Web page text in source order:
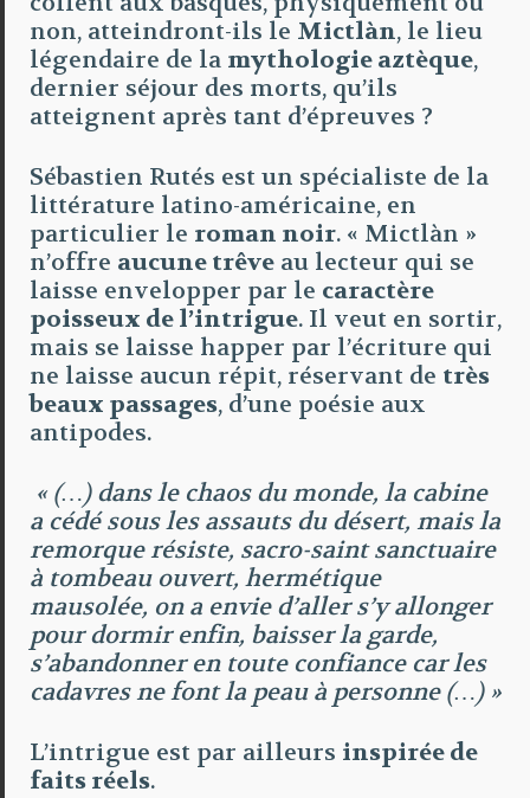
non, atteindront-ils le Mictlàn, le lieu
légendaire de la mythologie aztèque,
dernier séjour des morts, qu’ils
atteignent après tant d’épreuves ?
Sébastien Rutés est un spécialiste de la
littérature latino-américaine, en
particulier le roman noir. « Mictlàn »
n’offre aucune trêve au lecteur qui se
laisse envelopper par le caractère
poisseux de l’intrigue. Il veut en sortir,
mais se laisse happer par l’écriture qui
ne laisse aucun répit, réservant de très
beaux passages, d’une poésie aux
antipodes.
« (…) dans le chaos du monde, la cabine
a cédé sous les assauts du désert, mais la
remorque résiste, sacro-saint sanctuaire
à tombeau ouvert, hermétique
mausolée, on a envie d’aller s’y allonger
pour dormir enfin, baisser la garde,
s’abandonner en toute confiance car les
cadavres ne font la peau à personne (…) »
L’intrigue est par ailleurs inspirée de
faits réels.